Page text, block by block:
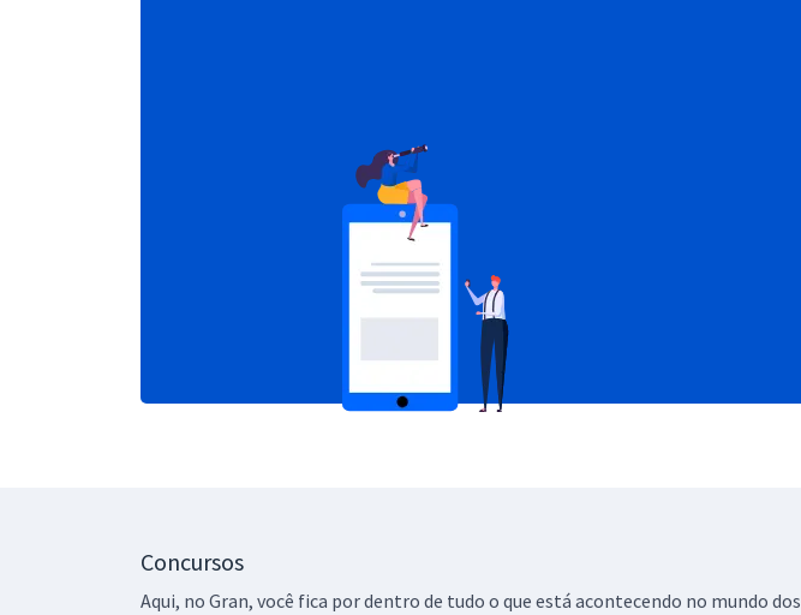
Concursos
Aqui, no Gran, você fica por dentro de tudo o que está acontecendo no mundo dos